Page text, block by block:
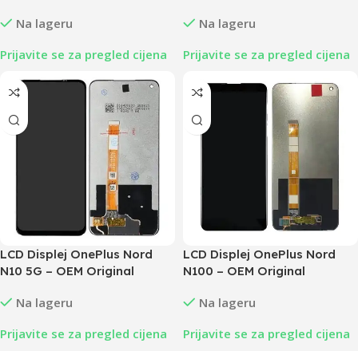
Na lageru
Prijavite se za pregled cijena
Na lageru
Prijavite se za pregled cijena
LCD Displej OnePlus Nord
N10 5G – OEM Original
Na lageru
Prijavite se za pregled cijena
LCD Displej OnePlus Nord
N100 – OEM Original
Na lageru
Prijavite se za pregled cijena